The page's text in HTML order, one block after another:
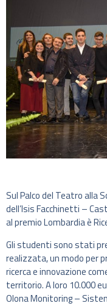
Sul Palco del Teatro alla
dell’Isis Facchinetti –
al premio Lombardia è
Gli studenti sono stati
realizzata, un modo per
ricerca e innovazione
territorio. A loro 10.000
Olona Monitoring –